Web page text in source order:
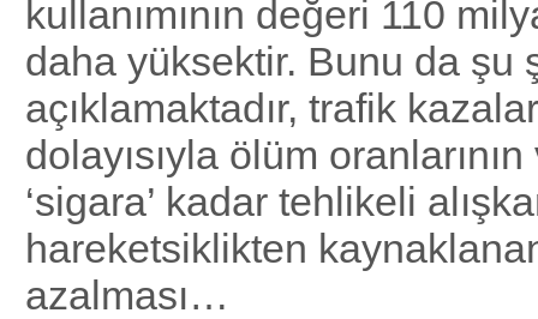
kullanımının değeri 110
daha yüksektir. Bunu da şu
açıklamaktadır, trafik
dolayısıyla ölüm
‘sigara’ kadar tehlikeli
hareketsiklikten
azalması…